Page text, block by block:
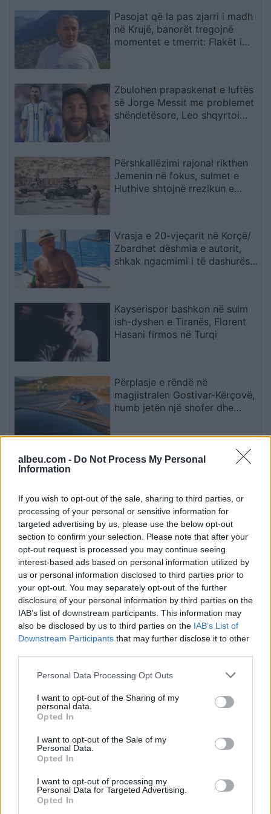
albeu.com - Do Not Process My Personal
Information
If you wish to opt-out of the sale, sharing to third parties, or
processing of your personal or sensitive information for
targeted advertising by us, please use the below opt-out
section to confirm your selection. Please note that after your
opt-out request is processed you may continue seeing
interest-based ads based on personal information utilized by
us or personal information disclosed to third parties prior to
your opt-out. You may separately opt-out of the further
disclosure of your personal information by third parties on the
IAB’s list of downstream participants. This information may
also be disclosed by us to third parties on the IAB’s List of
Downstream Participants that may further disclose it to other
Personal Data Processing Opt Outs
I want to opt-out of the Sharing of my
personal data.
Opted In
I want to opt-out of the Sale of my
Personal Data.
Opted In
I want to opt-out of processing my
Personal Data for Targeted Advertising.
Opted In
Pasojat që la pas zjarri i madh
në Krujë, banorët tregojnë
momentet e tmerrit: Flakët i
Zbulohen prapaskenat e luftës
së Jorge Messit me problemet
shëndetësore, Leo shqyrtoi
Përshkallëzimi rajonal rikthen
Jemenin në fokus, sulmet e
Huthive shtojnë rrezikun e
Vrasja e 20-vjeçarit në Korçë/
Zbardhet dëshmia e autorit,
shkak ngacmimi i të dashurës
Kayserispor bashkon në sulm
ish-dyshen e Tiranës, Florent
Hasani firmos në Turqi
Përplasje e rëndë në
magjistralen Gostivar-Kërçovë,
humb jetën një shofer dhe
Katër klubet e mëdha
europiane në garë për
Thiago
Esim for Global|Esim for Europe|
Esim for Caribbean
Esim for USA
for Turkey|Esim for Germany|Esim for Greece|
for Asia|Esim for World Cup 2026|Esim for Saudi
Arabia|Esim for Egypt